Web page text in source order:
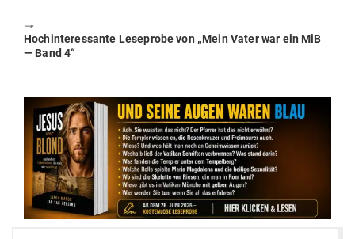
🠖
Next
post:
Hoch­in­ter­es­sante Lese­probe von „Mein Vater war ein MiB
— Band 4“